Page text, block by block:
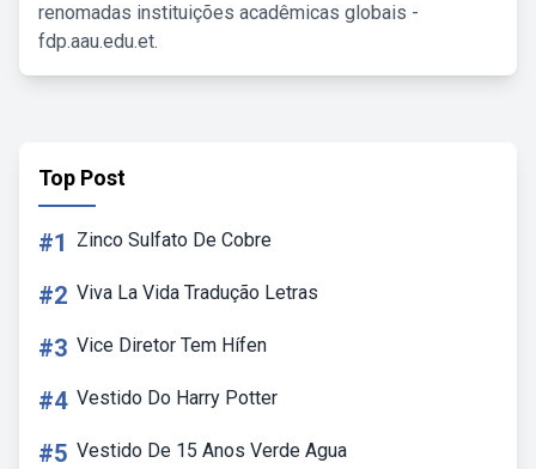
renomadas instituições acadêmicas globais -
fdp.aau.edu.et.
Top Post
#1 Zinco Sulfato De Cobre
#2 Viva La Vida Tradução Letras
#3 Vice Diretor Tem Hífen
#4 Vestido Do Harry Potter
#5 Vestido De 15 Anos Verde Agua